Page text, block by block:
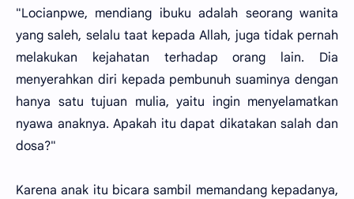
"Locianpwe, mendiang ibuku adalah seorang wanita
yang saleh, selalu taat kepada Allah, juga tidak pernah
melakukan kejahatan terhadap orang lain. Dia
menyerahkan diri kepada pembunuh suaminya dengan
hanya satu tujuan mulia, yaitu ingin menyelamatkan
nyawa anaknya. Apakah itu dapat dikatakan salah dan
dosa?"
Karena anak itu bicara sambil memandang kepadanya,